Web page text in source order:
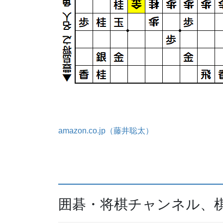
amazon.co.jp（藤井聡太）
囲碁・将棋チャンネル、